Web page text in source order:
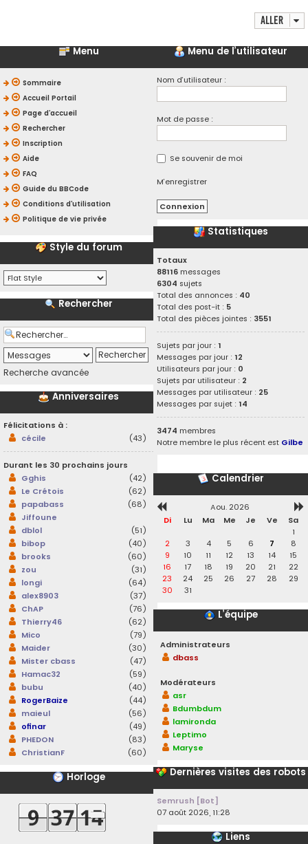
Aller
Menu
Sommaire
Accueil Portail
Page d’accueil
Rechercher
Inscription
Aide
FAQ
Guide du BBCode
Conditions d’utilisation
Politique de vie privée
Style du forum
Rechercher
Recherche avancée
Anniversaires
Félicitations à :
cécile
(43)
Durant les 30 prochains jours
Gghis
(42)
Le Crétois
(62)
papabass
(68)
Jiffoune
dblol
(51)
bibop
(40)
brooks
(60)
zou
(31)
longi
(64)
alex8903
(37)
ChAP
(76)
Thierry46
(62)
Mico
(79)
Maider
(30)
Mister cbass
(47)
Hamac32
(59)
bubu
(40)
RogerBaize
(44)
maieul
(56)
ofinar
(49)
PHEDON
(83)
ChristianF
(60)
Horloge
Menu de l’utilisateur
Nom d’utilisateur :
Mot de passe :
Se souvenir de moi
M’enregistrer
Statistiques
Totaux
88116 messages
6304 sujets
Total des annonces : 40
Total des post-it : 5
Total des pièces jointes : 3551
Sujets par jour :1
Messages par jour :12
Utilisateurs par jour : 0
Sujets par utilisateur : 2
Messages par utilisateur : 25
Messages par sujet :14
3474 membres
Notre membre le plus récent est Gilbe
Calendrier
Aou. 2026
Di
Lu Ma Me Je Ve
Sa
1
2
3 4 5 6 7
8
9
10 11 12 13 14
15
16
17 18 19 20 21
22
23
24 25 26 27 28
29
30
31
L’équipe
Administrateurs
dbass
Modérateurs
asr
Bdumbdum
lamironda
Leptimo
Maryse
Dernières visites des robots
Semrush [Bot]
07 août 2026, 11:28
Liens